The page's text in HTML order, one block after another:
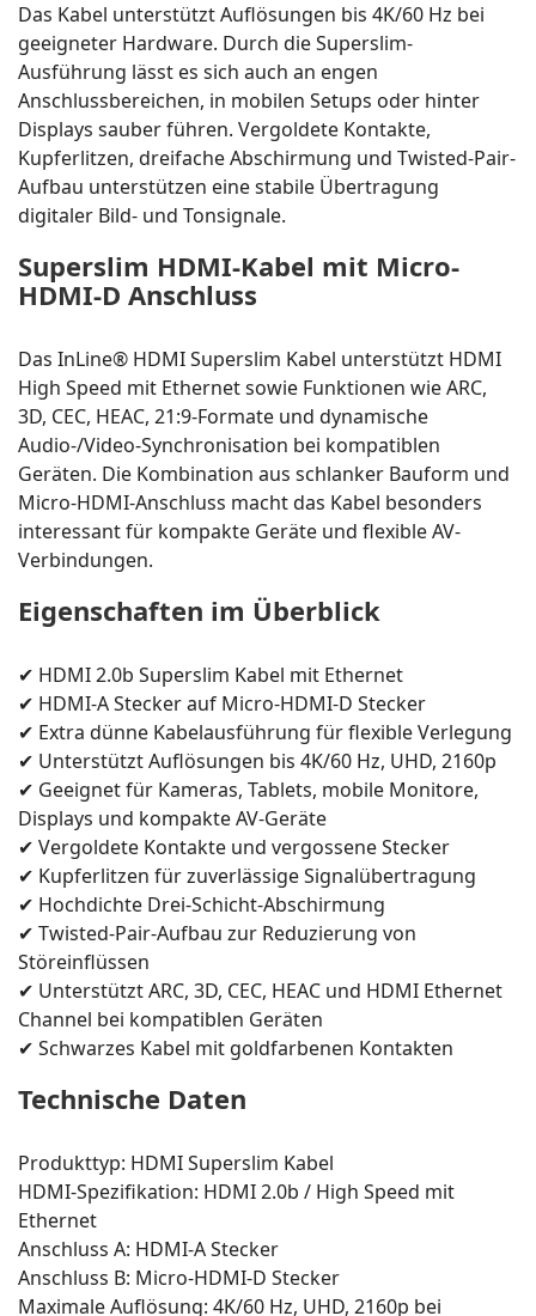
Das Kabel unterstützt Auflösungen bis 4K/60 Hz bei
geeigneter Hardware. Durch die Superslim-
Ausführung lässt es sich auch an engen
Anschlussbereichen, in mobilen Setups oder hinter
Displays sauber führen. Vergoldete Kontakte,
Kupferlitzen, dreifache Abschirmung und Twisted-Pair-
Aufbau unterstützen eine stabile Übertragung
digitaler Bild- und Tonsignale.
Superslim HDMI-Kabel mit Micro-
HDMI-D Anschluss
Das InLine® HDMI Superslim Kabel unterstützt HDMI
High Speed mit Ethernet sowie Funktionen wie ARC,
3D, CEC, HEAC, 21:9-Formate und dynamische
Audio-/Video-Synchronisation bei kompatiblen
Geräten. Die Kombination aus schlanker Bauform und
Micro-HDMI-Anschluss macht das Kabel besonders
interessant für kompakte Geräte und flexible AV-
Verbindungen.
Eigenschaften im Überblick
✔ HDMI 2.0b Superslim Kabel mit Ethernet
✔ HDMI-A Stecker auf Micro-HDMI-D Stecker
✔ Extra dünne Kabelausführung für flexible Verlegung
✔ Unterstützt Auflösungen bis 4K/60 Hz, UHD, 2160p
✔ Geeignet für Kameras, Tablets, mobile Monitore,
Displays und kompakte AV-Geräte
✔ Vergoldete Kontakte und vergossene Stecker
✔ Kupferlitzen für zuverlässige Signalübertragung
✔ Hochdichte Drei-Schicht-Abschirmung
✔ Twisted-Pair-Aufbau zur Reduzierung von
Störeinflüssen
✔ Unterstützt ARC, 3D, CEC, HEAC und HDMI Ethernet
Channel bei kompatiblen Geräten
✔ Schwarzes Kabel mit goldfarbenen Kontakten
Technische Daten
Produkttyp: HDMI Superslim Kabel
HDMI-Spezifikation: HDMI 2.0b / High Speed mit
Ethernet
Anschluss A: HDMI-A Stecker
Anschluss B: Micro-HDMI-D Stecker
Maximale Auflösung: 4K/60 Hz, UHD, 2160p bei